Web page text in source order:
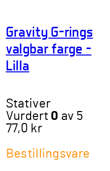
Gravity G-rings
valgbar farge –
Lilla
Stativer
Vurdert 0 av 5
77,0 kr
Bestillingsvare